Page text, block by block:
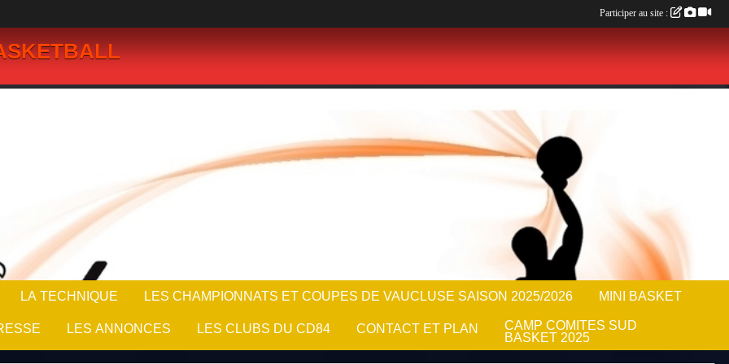
LA TECHNIQUE LES CHAMPIONNATS ET COUPES DE VAUCLUSE SAISON 2025/2026 MINI BASKET
LES ANNONCES LES CLUBS DU CD84 CONTACT ET PLAN
CAMP COMITES SUD
BASKET 2025
Participer au site :